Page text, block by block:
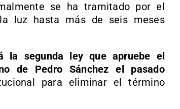
se ha tramitado por el
luz hasta más de seis meses
la segunda ley que apruebe el
de Pedro Sánchez el pasado
para eliminar el término